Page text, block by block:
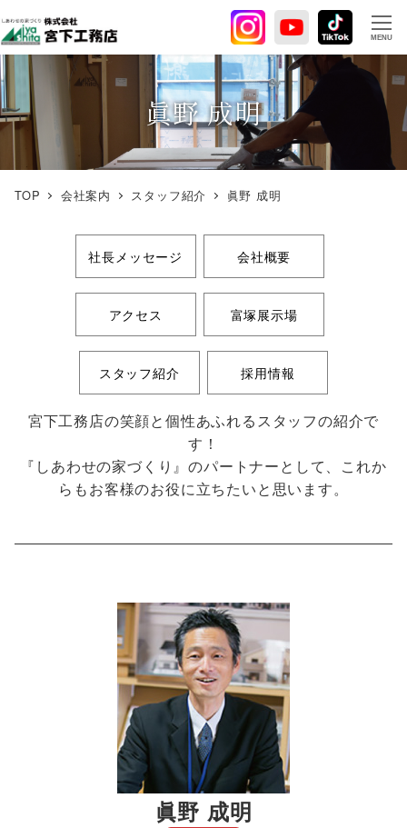
イ
ン
コ
ン
テ
ン
ツ
MENU
眞野 成明
TOP 会社案内 スタッフ紹介 眞野 成明
社長メッセージ 会社概要
アクセス 富塚展示場
スタッフ紹介 採用情報
宮下工務店の笑顔と個性あふれるスタッフの紹介で
す！
『しあわせの家づくり』のパートナーとして、これか
らもお客様のお役に立ちたいと思います。
眞野 成明